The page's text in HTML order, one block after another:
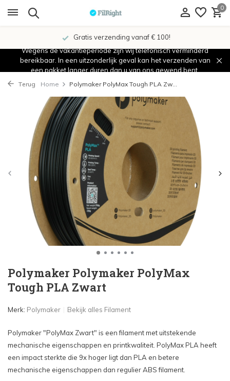
0
Gratis verzending vanaf € 100!
Wegens de vakantieperiode zijn wij telefonisch verminderd
bereikbaar. In een uitzonderlijk geval kan het verzenden van
een pakket langer duren dan u van ons gewend bent.
Terug Home Polymaker PolyMax Tough PLA Zw...
Polymaker Polymaker PolyMax
Tough PLA Zwart
Merk: Polymaker Bekijk alles Filament
Polymaker "PolyMax Zwart" is een filament met uitstekende
mechanische eigenschappen en printkwaliteit. PolyMax PLA heeft
een impact sterkte die 9x hoger ligt dan PLA en betere
mechanische eigenschappen dan regulier ABS filament.